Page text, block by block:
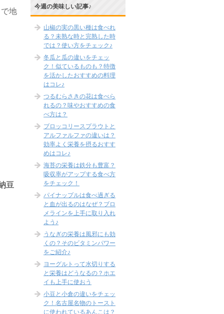
地
豆
今週の美味しい記事♪
山椒の実の黒い種は食べれ
る？未熟な時と完熟した時
では？使い方をチェック♪
冬瓜と瓜の違いをチェッ
ク！似ているものも？特徴
を活かしたおすすめの料理
はコレ♪
つるむらさきの花は食べら
れるの？味やおすすめの食
べ方は？
ブロッコリースプラウトと
アルファルファの違いは？
効率よく栄養を摂るおすす
めはコレ♪
海苔の栄養は鉄分も豊富？
吸収率がアップする食べ方
をチェック！
パイナップルは食べ過ぎる
と血が出るのはなぜ？ブロ
メラインを上手に取り入れ
よう♪
うなぎの栄養は風邪にも効
くの？そのビタミンパワー
をご紹介♪
ヨーグルトって水切りする
と栄養はどうなるの？ホエ
イも上手に使おう
小豆と小倉の違いをチェッ
ク！名古屋名物のトースト
に使われているあんこは？